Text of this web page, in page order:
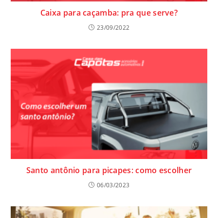
Caixa para caçamba: pra que serve?
23/09/2022
Santo antônio para picapes: como escolher
06/03/2023